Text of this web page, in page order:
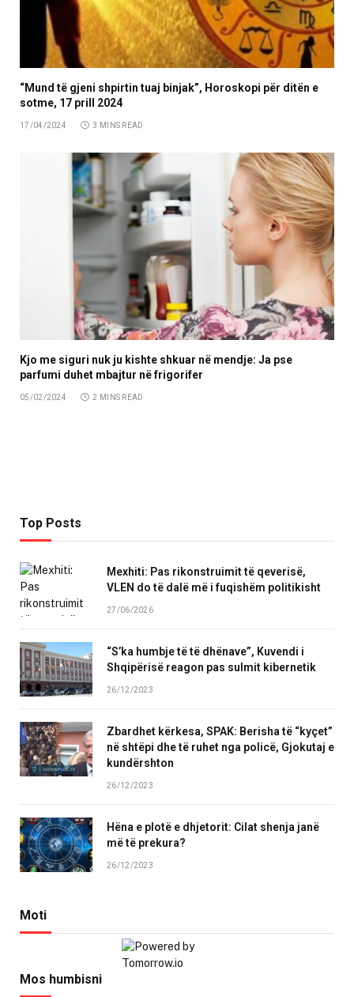
“Mund të gjeni shpirtin tuaj binjak”, Horoskopi për ditën e
sotme, 17 prill 2024
17/04/2024 3 MINS READ
Kjo me siguri nuk ju kishte shkuar në mendje: Ja pse
parfumi duhet mbajtur në frigorifer
05/02/2024 2 MINS READ
Top Posts
Mexhiti: Pas rikonstruimit të qeverisë,
VLEN do të dalë më i fuqishëm politikisht
27/06/2026
“S’ka humbje të të dhënave”, Kuvendi i
Shqipërisë reagon pas sulmit kibernetik
26/12/2023
Zbardhet kërkesa, SPAK: Berisha të “kyçet”
në shtëpi dhe të ruhet nga policë, Gjokutaj e
kundërshton
26/12/2023
Hëna e plotë e dhjetorit: Cilat shenja janë
më të prekura?
26/12/2023
Moti
Mos humbisni